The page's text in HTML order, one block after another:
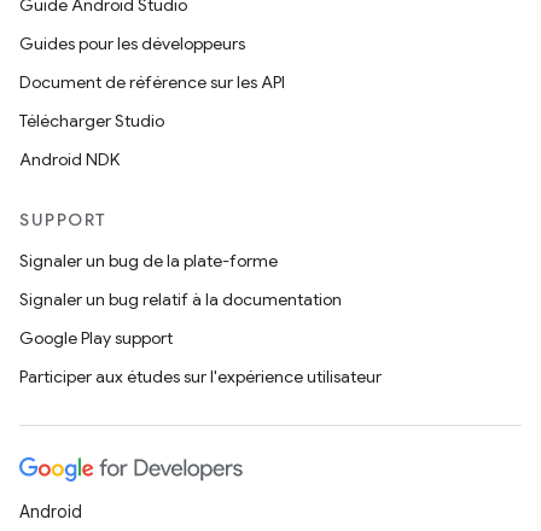
Guide Android Studio
Guides pour les développeurs
Document de référence sur les API
Télécharger Studio
Android NDK
SUPPORT
Signaler un bug de la plate-forme
Signaler un bug relatif à la documentation
Google Play support
Participer aux études sur l'expérience utilisateur
Android